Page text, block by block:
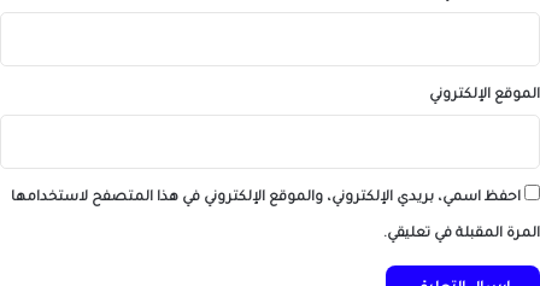
الموقع الإلكتروني
احفظ اسمي، بريدي الإلكتروني، والموقع الإلكتروني في هذا المتصفح لاستخدامها
المرة المقبلة في تعليقي.